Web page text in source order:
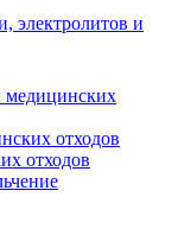
электролитов и
медицинских
отходов
отходов